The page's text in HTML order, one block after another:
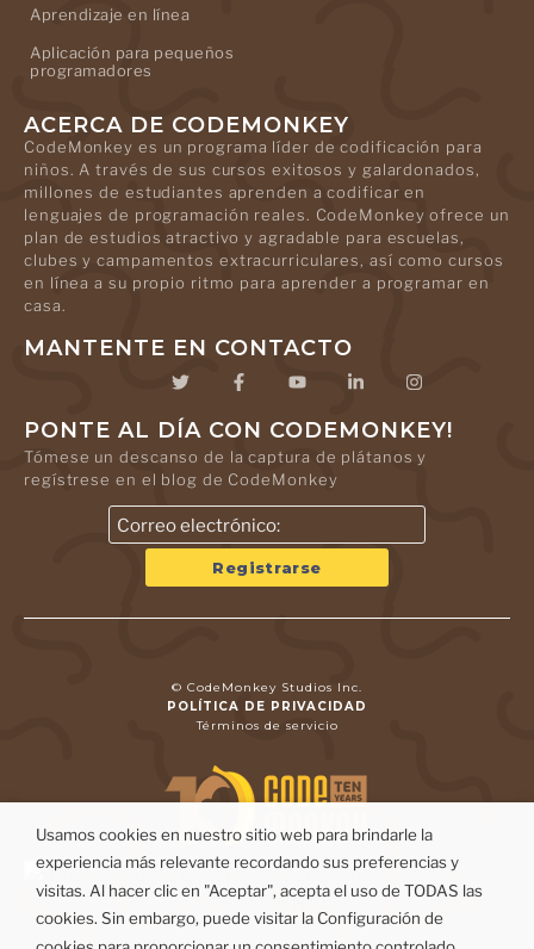
Aprendizaje en línea
Aplicación para pequeños
programadores
ACERCA DE CODEMONKEY
CodeMonkey es un programa líder de codificación para
niños. A través de sus cursos exitosos y galardonados,
millones de estudiantes aprenden a codificar en
lenguajes de programación reales. CodeMonkey ofrece un
plan de estudios atractivo y agradable para escuelas,
clubes y campamentos extracurriculares, así como cursos
en línea a su propio ritmo para aprender a programar en
casa.
MANTENTE EN CONTACTO
PONTE AL DÍA CON CODEMONKEY!
Tómese un descanso de la captura de plátanos y
regístrese en el blog de CodeMonkey
© CodeMonkey Studios Inc.
POLÍTICA DE PRIVACIDAD
Términos de servicio
Usamos cookies en nuestro sitio web para brindarle la
experiencia más relevante recordando sus preferencias y
visitas. Al hacer clic en "Aceptar", acepta el uso de TODAS las
cookies. Sin embargo, puede visitar la Configuración de